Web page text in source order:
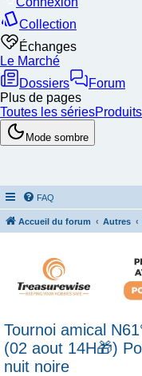
FAQ
Accueil du forum Autres
Tournoi amical
(02 aout 14H🎁)
nuit noire